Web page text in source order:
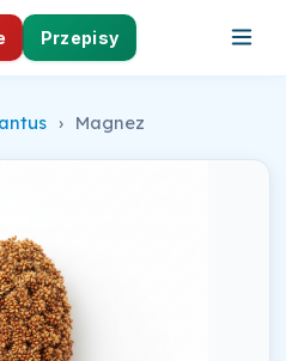
Przepisy
› Magnez